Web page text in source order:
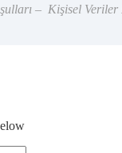
– Kişisel Veriler